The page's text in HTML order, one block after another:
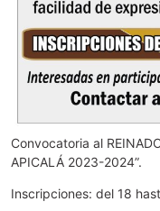
Convocatoria al
APICALÁ 2023-2024”.
Inscripciones: del 18